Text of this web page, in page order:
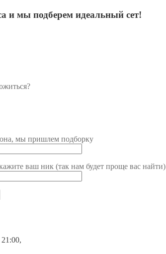
и мы подберем идеальный сет!
мы пришлем подборку
ваш ник (так нам будет проще вас найти)
,